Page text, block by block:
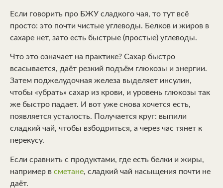
Если говорить про БЖУ сладкого чая, то тут всё
просто: это почти чистые углеводы. Белков и жиров в
сахаре нет, зато есть быстрые (простые) углеводы.
Что это означает на практике? Сахар быстро
всасывается, даёт резкий подъём глюкозы и энергии.
Затем поджелудочная железа выделяет инсулин,
чтобы «убрать» сахар из крови, и уровень глюкозы так
же быстро падает. И вот уже снова хочется есть,
появляется усталость. Получается круг: выпили
сладкий чай, чтобы взбодриться, а через час тянет к
перекусу.
Если сравнить с продуктами, где есть белки и жиры,
например в сметане, сладкий чай насыщения почти не
даёт.